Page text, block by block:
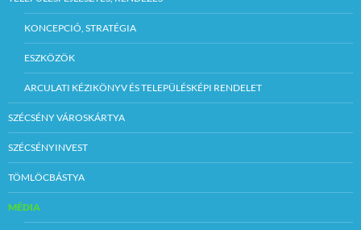
KONCEPCIÓ, STRATÉGIA
ESZKÖZÖK
ARCULATI KÉZIKÖNYV ÉS TELEPÜLÉSKÉPI RENDELET
SZÉCSÉNY VÁROSKÁRTYA
SZÉCSÉNYINVEST
TÖMLÖCBÁSTYA
MÉDIA